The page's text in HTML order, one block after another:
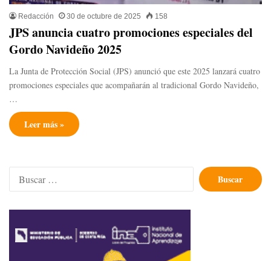
Redacción 30 de octubre de 2025 158
JPS anuncia cuatro promociones especiales del
Gordo Navideño 2025
La Junta de Protección Social (JPS) anunció que este 2025 lanzará cuatro
promociones especiales que acompañarán al tradicional Gordo Navideño,
…
Leer más »
Buscar: